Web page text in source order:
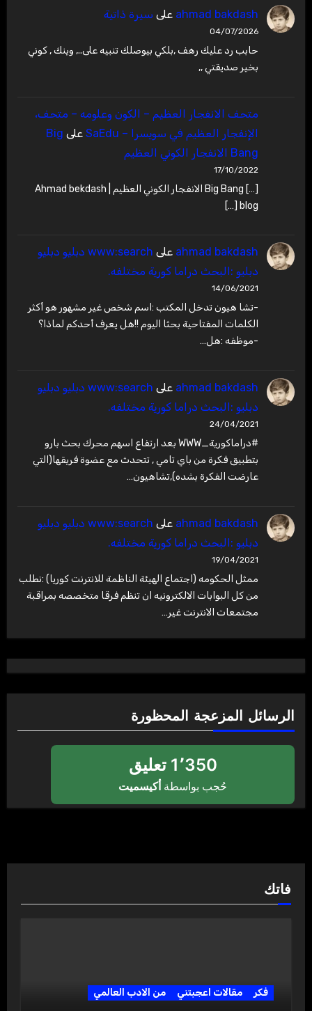
ahmad bakdash على سيرة ذاتية
04/07/2026
حابب رد عليك رهف ,بلكي بيوصلك تنبيه على.., وينك , كوني
بخير صديقتي ,,
متحف الانفجار العظيم – ‫الكون وعلومه – متحف،
الإنفجار العظيم في سويسرا – SaEdu
على Big
Bang الانفجار الكوني العظيم
17/10/2022
[…] Big Bang الانفجار الكوني العظيم | Ahmad bekdash
blog […]
ahmad bakdash على
www:search دبليو دبليو
دبليو :البحث دراما كورية مختلفه.
14/06/2021
-تشا هيون تدخل المكتب :اسم شخص غير مشهور هو أكثر
الكلمات المفتاحية بحثا اليوم !!هل يعرف أحدكم لماذا؟
-موظفه :هل…
ahmad bakdash على
www:search دبليو دبليو
دبليو :البحث دراما كورية مختلفه.
24/04/2021
#دراماكورية_WWW بعد ارتفاع اسهم محرك بحث بارو
بتطبيق فكرة من باي تامي , تتحدث مع عضوة فريقها(التي
عارضت الفكرة بشده),تشاهيون…
ahmad bakdash على
www:search دبليو دبليو
دبليو :البحث دراما كورية مختلفه.
19/04/2021
ممثل الحكومه (اجتماع الهيئة الناظمة للانترنت كوريا) :نطلب
من كل البوابات الالكترونيه ان تنظم فرقا متخصصه بمراقبة
مجتمعات الانترنت غير…
الرسائل المزعجة المحظورة
1٬350 تعليق
حُجب بواسطة أكيسميت
فاتك
فكر مقالات اعجبتني من الادب العالمي